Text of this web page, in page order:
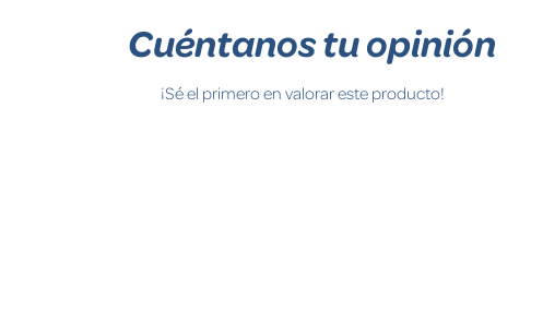
Cuéntanos tu opinión
¡Sé el primero en valorar este producto!